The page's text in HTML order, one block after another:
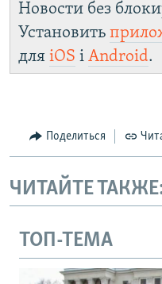
Новости без
Установить
для iOS і Android.
Поделиться
ЧИТАЙТЕ ТАКЖЕ:
ТОП-ТЕМА